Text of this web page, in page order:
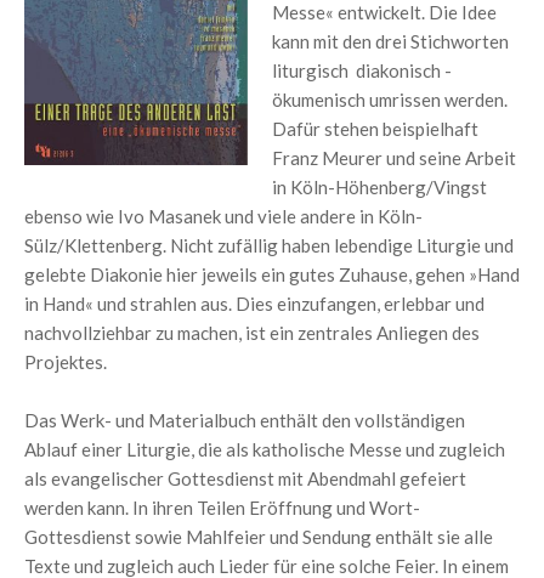
Messe« entwickelt. Die Idee
kann mit den drei Stichworten
liturgisch ­ diakonisch ­
ökumenisch umrissen werden.
Dafür stehen beispielhaft
Franz Meurer und seine Arbeit
in Köln-Höhenberg/Vingst
ebenso wie Ivo Masanek und viele andere in Köln-
Sülz/Klettenberg. Nicht zufällig haben lebendige Liturgie und
gelebte Diakonie hier jeweils ein gutes Zuhause, gehen »Hand
in Hand« und strahlen aus. Dies einzufangen, erlebbar und
nachvollziehbar zu machen, ist ein zentrales Anliegen des
Projektes.
Das Werk- und Materialbuch enthält den vollständigen
Ablauf einer Liturgie, die als katholische Messe und zugleich
als evangelischer Gottesdienst mit Abendmahl gefeiert
werden kann. In ihren Teilen Eröffnung und Wort-
Gottesdienst sowie Mahlfeier und Sendung enthält sie alle
Texte und zugleich auch Lieder für eine solche Feier. In einem